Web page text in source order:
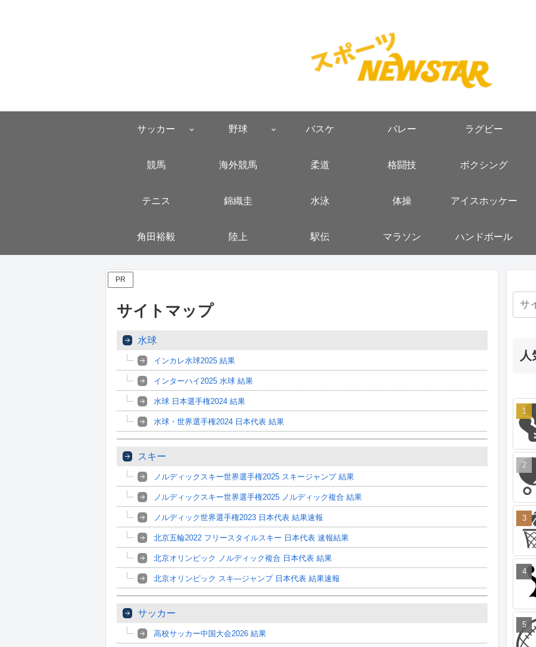
サッカー 野球 バスケ バレー ラグビー
競馬 海外競馬 柔道 格闘技 ボクシング
テニス 錦織圭 水泳 体操 アイスホッケー
角田裕毅 陸上 駅伝 マラソン ハンドボール
PR
サイトマップ
水球
インカレ水球2025 結果
インターハイ2025 水球 結果
水球 日本選手権2024 結果
水球・世界選手権2024 日本代表 結果
スキー
ノルディックスキー世界選手権2025 スキージャンプ 結果
ノルディックスキー世界選手権2025 ノルディック複合 結果
ノルディック世界選手権2023 日本代表 結果速報
北京五輪2022 フリースタイルスキー 日本代表 速報結果
北京オリンピック ノルディック複合 日本代表 結果
北京オリンピック スキ―ジャンプ 日本代表 結果速報
サッカー
高校サッカー中国大会2026 結果
人